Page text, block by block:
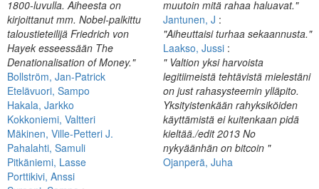
1800-luvulla. Aiheesta on
kirjoittanut mm. Nobel-palkittu
taloustieteilijä Friedrich von
Hayek esseessään The
Denationalisation of Money."
Bollström, Jan-Patrick
Etelävuori, Sampo
Hakala, Jarkko
Kokkoniemi, Valtteri
Mäkinen, Ville-Petteri J.
Pahalahti, Samuli
Pitkäniemi, Lasse
Porttikivi, Anssi
muutoin mitä rahaa haluavat."
Jantunen, J :
"Aiheuttaisi turhaa sekaannusta."
Laakso, Jussi :
" Valtion yksi harvoista
legitiimeistä tehtävistä mielestäni
on just rahasysteemin ylläpito.
Yksityistenkään rahyksiköiden
käyttämistä ei kuitenkaan pidä
kieltää./edit 2013 No
nykyäänhän on bitcoin "
Ojanperä, Juha